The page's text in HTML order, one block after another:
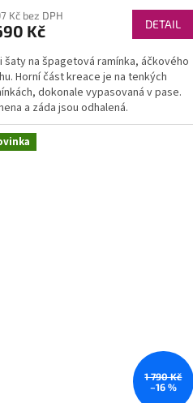
Kč bez DPH
Kč DETAIL
šaty na špagetová ramínka, áčkového
Horní část kreace je na tenkých
dokonale vypasovaná v pase.
a záda jsou odhalená.
1 790 Kč
–16 %